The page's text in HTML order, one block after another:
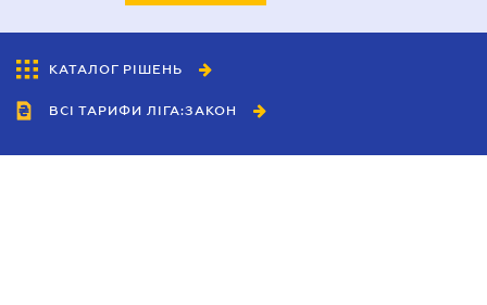
КАТАЛОГ РІШЕНЬ
ВСІ ТАРИФИ ЛІГА:ЗАКОН